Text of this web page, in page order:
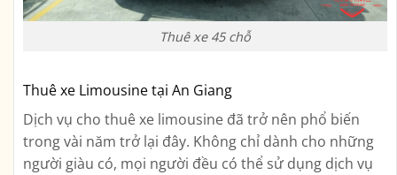
Thuê xe 45 chỗ
Thuê xe Limousine tại An Giang
Dịch vụ cho thuê xe limousine đã trở nên phổ biến
trong vài năm trở lại đây. Không chỉ dành cho những
người giàu có, mọi người đều có thể sử dụng dịch vụ